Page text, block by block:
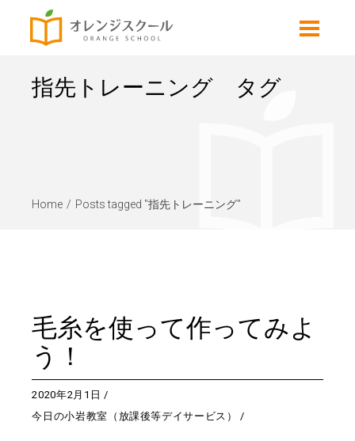
指先トレーニング タグ
Home Posts tagged "指先トレーニング"
毛糸を使って作ってみよ
う！
2020年2月1日
今日の小岩教室（放課後等デイサービス）